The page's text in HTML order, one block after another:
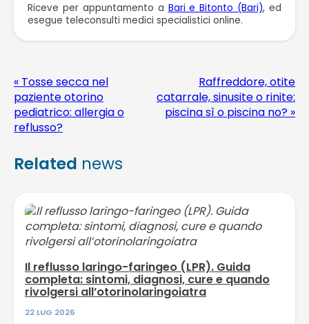
Riceve per appuntamento a Bari e Bitonto (Bari), ed
esegue teleconsulti medici specialistici online.
« Tosse secca nel
paziente otorino
pediatrico: allergia o
reflusso?
Raffreddore, otite
catarrale, sinusite o rinite:
piscina sì o piscina no? »
Related news
Il reflusso laringo-faringeo (LPR). Guida
completa: sintomi, diagnosi, cure e quando
rivolgersi all’otorinolaringoiatra
22 LUG 2026